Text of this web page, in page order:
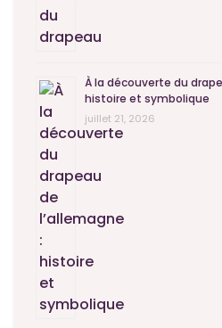
À la découverte du
histoire et symbolique
juillet 21, 2026